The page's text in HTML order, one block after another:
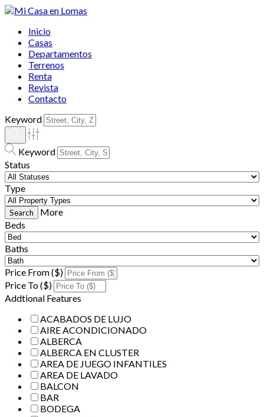
Inicio
Casas
Departamentos
Terrenos
Renta
Revista
Contacto
Keyword
Keyword
Status
Type
More
Beds
Baths
Price From ($)
Price To ($)
Addtional Features
ACABADOS DE LUJO
AIRE ACONDICIONADO
ALBERCA
ALBERCA EN CLUSTER
AREA DE JUEGO INFANTILES
AREA DE LAVADO
BALCON
BAR
BODEGA